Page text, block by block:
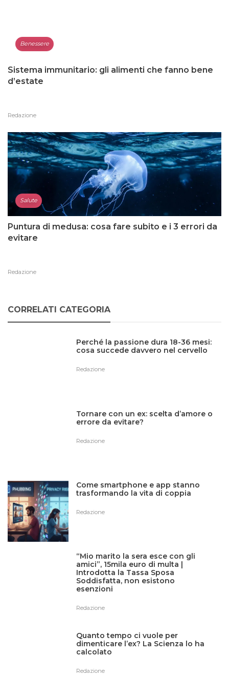
Benessere
Sistema immunitario: gli alimenti che fanno bene
d’estate
Redazione
Salute
Puntura di medusa: cosa fare subito e i 3 errori da
evitare
Redazione
CORRELATI CATEGORIA
Perché la passione dura 18-36 mesi:
cosa succede davvero nel cervello
Redazione
Tornare con un ex: scelta d’amore o
errore da evitare?
Redazione
Come smartphone e app stanno
trasformando la vita di coppia
Redazione
“Mio marito la sera esce con gli
amici”, 15mila euro di multa |
Introdotta la Tassa Sposa
Soddisfatta, non esistono
esenzioni
Redazione
Quanto tempo ci vuole per
dimenticare l’ex? La Scienza lo ha
calcolato
Redazione